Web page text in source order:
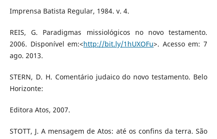
Imprensa Batista Regular, 1984. v. 4.
REIS, G. Paradigmas missiológicos no novo testamento.
2006. Disponível em:<http://bit.ly/1hUXOFu>. Acesso em: 7
ago. 2013.
STERN, D. H. Comentário judaico do novo testamento. Belo
Horizonte:
Editora Atos, 2007.
STOTT, J. A mensagem de Atos: até os confins da terra. São